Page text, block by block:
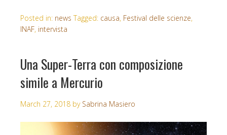
Posted in: news Tagged: causa, Festival delle scienze,
INAF, intervista
Una Super-Terra con composizione
simile a Mercurio
March 27, 2018 by Sabrina Masiero